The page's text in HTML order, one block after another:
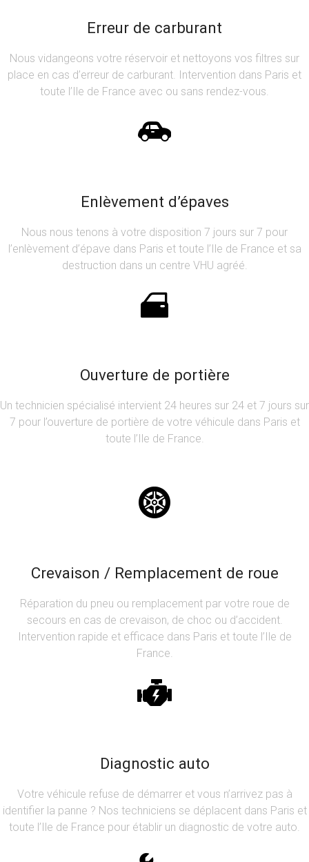
Erreur de carburant
Nous vidangeons votre réservoir et nettoyons vos filtres sur
place en cas d’erreur de carburant. Intervention dans Paris et
toute l’Ile de France avec ou sans rendez-vous.
Enlèvement d’épaves
Nous nous tenons à votre disposition 7 jours sur 7 pour
l’enlèvement d’épave dans Paris et toute l’Ile de France et sa
destruction dans un centre VHU agréé.
Ouverture de portière
Un technicien spécialisé intervient 24 heures sur 24 et 7 jours sur
7 pour l’ouverture de portière de votre véhicule dans Paris et
toute l’Ile de France.
Crevaison / Remplacement de roue
Réparation du pneu ou remplacement par votre roue de
secours en cas de crevaison, de choc ou d’accident.
Intervention rapide et efficace dans Paris et toute l’Ile de
France.
Diagnostic auto
Votre véhicule refuse de démarrer et vous n’arrivez pas à
identifier la panne ? Nos techniciens se déplacent dans Paris et
toute l’Ile de France pour établir un diagnostic de votre auto.